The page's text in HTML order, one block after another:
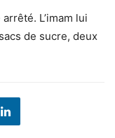
L’imam lui
de sucre, deux